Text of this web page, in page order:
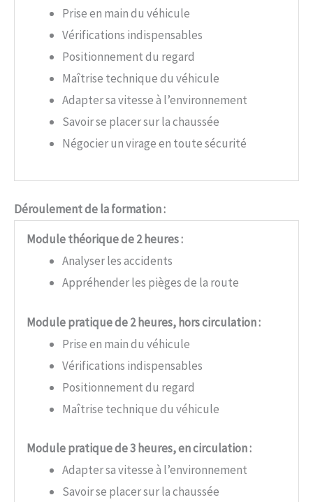
Prise en main du véhicule
Vérifications indispensables
Positionnement du regard
Maîtrise technique du véhicule
Adapter sa vitesse à l’environnement
Savoir se placer sur la chaussée
Négocier un virage en toute sécurité
Déroulement de la formation :
Module théorique de 2 heures :
Analyser les accidents
Appréhender les pièges de la route
Module pratique de 2 heures, hors circulation :
Prise en main du véhicule
Vérifications indispensables
Positionnement du regard
Maîtrise technique du véhicule
Module pratique de 3 heures, en circulation :
Adapter sa vitesse à l’environnement
Savoir se placer sur la chaussée